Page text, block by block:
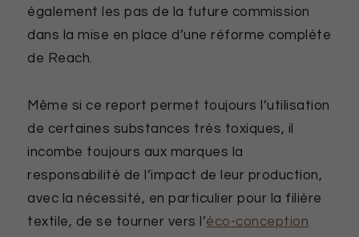
également les pas de la future commission
dans la mise en place d’une réforme complète
de Reach.
Même si ce report permet toujours l’utilisation
de certaines substances très toxiques, il
incombe toujours aux marques la
responsabilité de l’impact de leur production,
avec la nécessité, en particulier pour la filière
textile, de se tourner vers l’éco-conception